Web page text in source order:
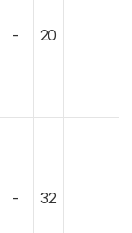
- 20
- 32